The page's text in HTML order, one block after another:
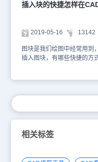
插入块的快捷怎样在
2019-05-16 13142
图块是我们绘图中经常用到
插入图块，有哪些快捷的方
车执行插入块命令。i是插入
话框，这时输入对应的块名
在绘图区点击一点，块就会
块时，可以设置插入的块的
那么，块图形在X方向就会
30°，那么插入的块就会按
续苦快速绘图。
相关标签